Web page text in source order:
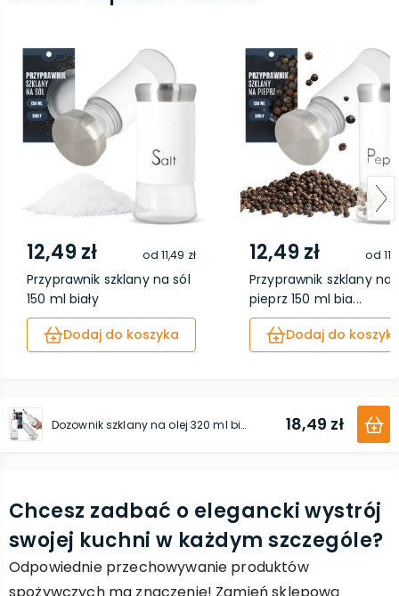
12,49 zł od 11,49 zł
Przyprawnik szklany na sól
150 ml biały
Dodaj do koszyka
12,49 zł od
Przyprawnik szklany na
pieprz 150 ml bia...
Dodaj do
Dozownik szklany na olej 320 ml biały 18,49 zł
Chcesz zadbać o elegancki wystrój
swojej kuchni w każdym szczególe?
Odpowiednie przechowywanie produktów